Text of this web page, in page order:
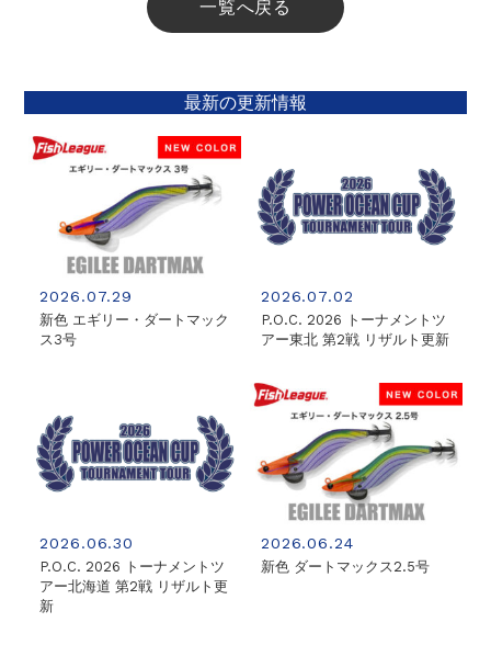
一覧へ戻る
最新の更新情報
2026.07.29
新色 エギリー・ダートマック
ス3号
2026.07.02
P.O.C. 2026 トーナメントツ
アー東北 第2戦 リザルト更新
2026.06.30
P.O.C. 2026 トーナメントツ
アー北海道 第2戦 リザルト更
新
2026.06.24
新色 ダートマックス2.5号